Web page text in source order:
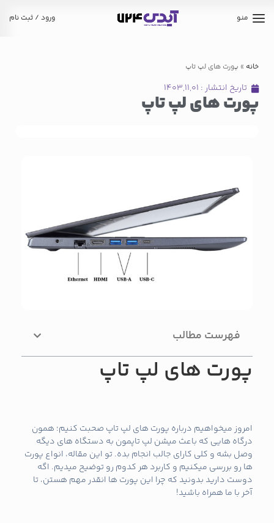
منو ورود / ثبت نام
خانه » پورت‌ های لپ تاپ
تاریخ انتشار : ۱۴۰۳,۱۱,۰۱
پورت‌ های لپ تاپ
فهرست مطالب
پورت‌ های لپ تاپ
امروز میخواهیم درباره پورت ‌های لپ تاپ صحبت کنیم؛ همون
درگاه‌ هایی که باعث میشن لپ تاپمون به دستگاه‌ های دیگه
وصل بشه و کلی کارای جالب انجام بده. تو این مقاله، انواع پورت
‌ها رو بررسی میکنیم و کاربرد هر کدوم رو توضیح میدیم. اگه
دوست دارید بدونید که چرا این پورت‌ ها انقدر مهم هستن، تا
آخر با ما همراه باشید!